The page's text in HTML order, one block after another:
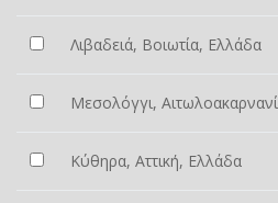
Λιβαδειά, Βοιωτία, Ελλάδα
Μεσολόγγι,
Κύθηρα, Αττική, Ελλάδα